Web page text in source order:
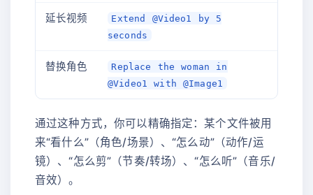
延长视频
Extend @Video1 by 5
seconds
替换角色
Replace the woman in
@Video1 with @Image1
通过这种方式，你可以精确指定：某个文件被用
来“看什么”（角色/场景）、“怎么动”（动作/运
镜）、“怎么剪”（节奏/转场）、“怎么听”（音乐/
音效）。